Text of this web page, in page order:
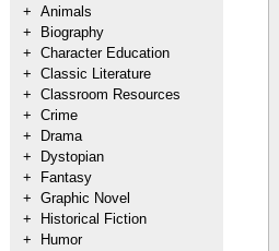
+ Animals
+
Biography
+ Character Education
+ Classic Literature
+ Classroom Resources
+ Crime
+
Drama
+
Dystopian
+
Fantasy
+ Graphic Novel
+
Historical Fiction
+
Humor